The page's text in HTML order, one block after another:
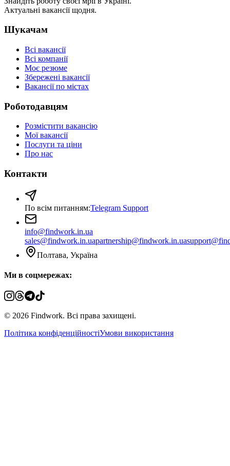
Актуальні вакансії щодня.
Шукачам
Всі вакансії
Всі компанії
Моє резюме
Збережені вакансії
Вакансії по містах
Роботодавцям
Розмістити вакансію
Мої вакансії
Послуги та ціни
Про нас
Контакти
По всім питанням:Telegram Support
info@findwork.in.ua
sales@findwork.in.uapartnership@findwork.in.ua
Полтава, Україна
Ми в соцмережах:
© 2026 Findwork. Всі права захищені.
Політика конфіденційностіУмови використання